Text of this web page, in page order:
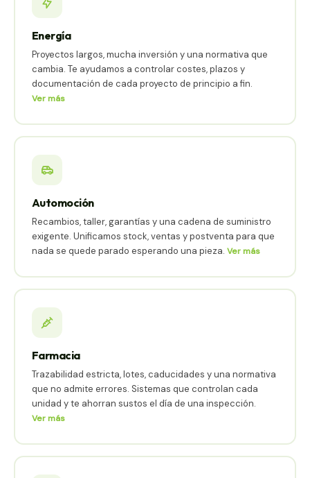
Energía
Proyectos largos, mucha inversión y una normativa que
cambia. Te ayudamos a controlar costes, plazos y
documentación de cada proyecto de principio a fin.
Ver más
Automoción
Recambios, taller, garantías y una cadena de suministro
exigente. Unificamos stock, ventas y postventa para que
nada se quede parado esperando una pieza. Ver más
Farmacia
Trazabilidad estricta, lotes, caducidades y una normativa
que no admite errores. Sistemas que controlan cada
unidad y te ahorran sustos el día de una inspección.
Ver más